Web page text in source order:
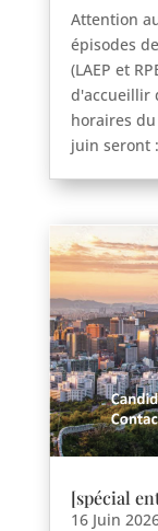
Attention
épisodes
(LAEP et
d'accueillir
horaires
juin seront
[spécial
16 Juin